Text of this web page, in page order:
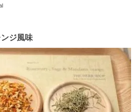
ジ風味